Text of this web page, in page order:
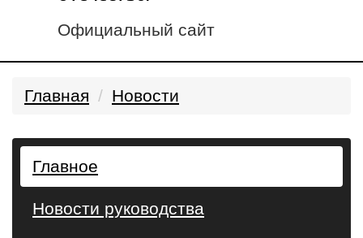
Официальный сайт
Главная Новости
Главное
Новости руководства